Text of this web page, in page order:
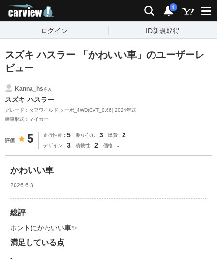
検索 通知
i
ログイン ID新規取得
スズキ ハスラー 「かわいい車」のユーザーレ
ビュー
Kanna_hsさん
スズキ ハスラー
グレード：タフワイルド ターボ_4WD(CVT_0.66) 2024年式
乗車形式：マイカー
評価 5 走行性能 5 乗り心地 3 燃費 2
デザイン 3 積載性 2 価格 -
かわいい車
2026.6.3
総評
ホントにかわいい車✨
満足している点
-